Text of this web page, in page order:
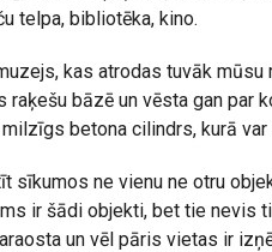
telpa, bibliotēka, kino.
kas atrodas tuvāk
bāzē un vēsta gan par
betona cilindrs, kurā
sīkumos ne vienu ne otru
ir šādi objekti, bet tie nevis
un vēl pāris vietas ir